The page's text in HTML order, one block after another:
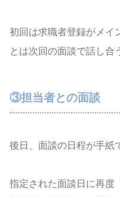
初回は求職者登録がメイ
とは次回の面談で話し合
③担当者との面談
後日、面談の日程が手紙
指定された面談日に再度